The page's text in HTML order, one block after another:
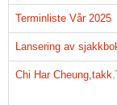
Terminliste Vår 2025
Lansering av
Chi Har